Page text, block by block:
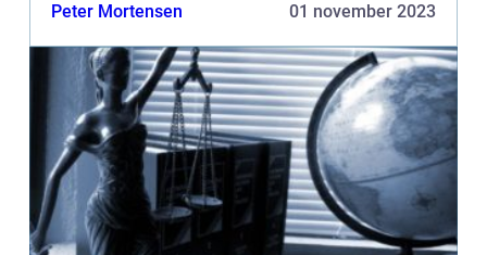
Peter Mortensen 01 november 2023